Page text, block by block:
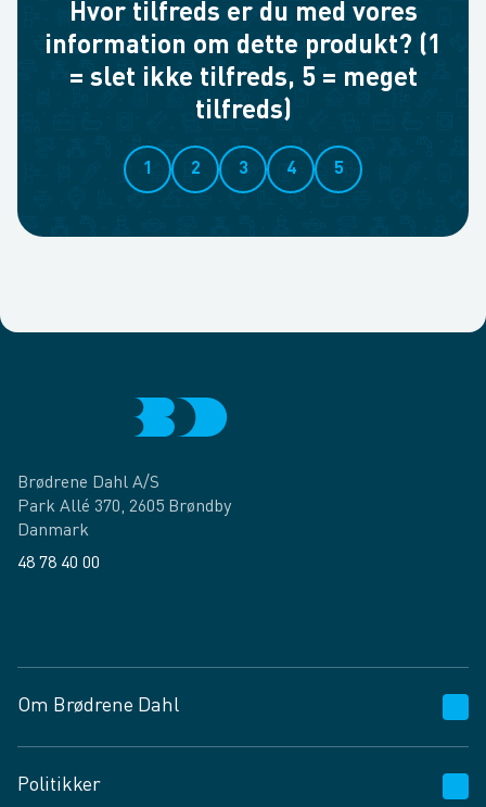
Hvor tilfreds er du med vores
information om dette produkt? (1
= slet ikke tilfreds, 5 = meget
tilfreds)
1 2 3 4 5
Brødrene Dahl A/S
Park Allé 370, 2605 Brøndby
Danmark
48 78 40 00
Om Brødrene Dahl
Vagttelefon 30 10 89 89
Politikker